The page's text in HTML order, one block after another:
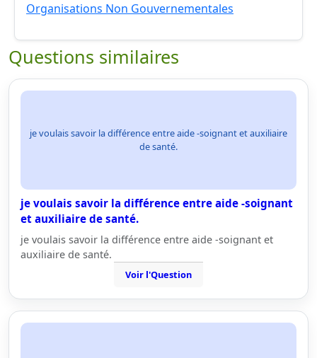
Organisations Non Gouvernementales
Questions similaires
je voulais savoir la différence entre aide -soignant et auxiliaire
de santé.
je voulais savoir la différence entre aide -soignant
et auxiliaire de santé.
je voulais savoir la différence entre aide -soignant et
auxiliaire de santé.
Voir l'Question